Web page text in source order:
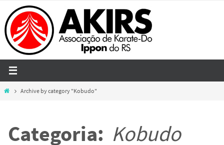
to
content
HomeArchive by category "Kobudo"
Categoria: Kobudo